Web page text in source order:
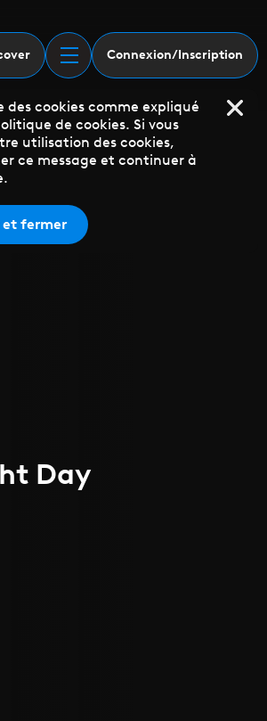
Connexion/Inscription
des cookies comme expliqué
de cookies. Si vous
utilisation des cookies,
ce message et continuer à
fermer